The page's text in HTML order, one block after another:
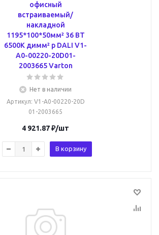
офисный
встраиваемый/
накладной
1195*100*50мм² 36 ВТ
6500К димм² р DALI V1-
A0-00220-20D01-
2003665 Varton
Нет в наличии
Артикул: V1-A0-00220-20D
01-2003665
4 921.87₽/шт
В корзину